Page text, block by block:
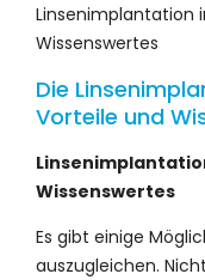
Linsenimplantation
Wissenswertes
Die
Vorteile und
Wissenswertes
Es gibt einige
auszugleichen.